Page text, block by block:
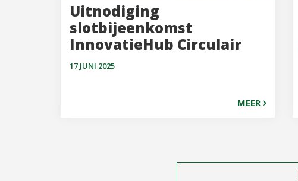
Uitnodiging
slotbijeenkomst
InnovatieHub Circulair
17 JUNI 2025
MEER